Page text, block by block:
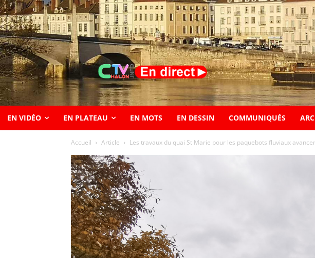
EN VIDÉO EN PLATEAU EN MOTS EN DESSIN COMMUNIQUÉS
Accueil Article Les travaux du quai St Marie pour les paquebots fluviaux